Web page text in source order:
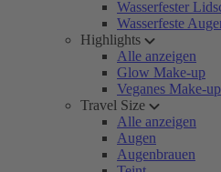
Wasserfester
Wasserfeste
Highlights
Alle anzeigen
Glow Make-up
Veganes Make-up
Travel Size
Alle anzeigen
Augen
Augenbrauen